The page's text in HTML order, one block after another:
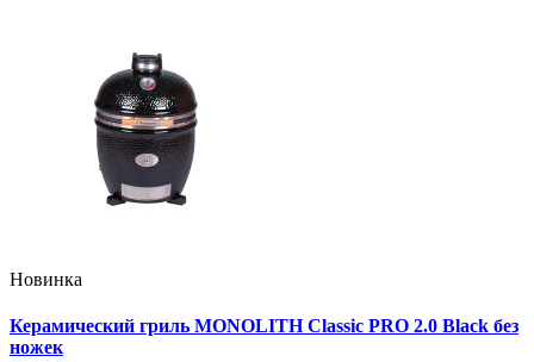
Новинка
Керамический гриль MONOLITH Classic PRO 2.0 Black без
ножек